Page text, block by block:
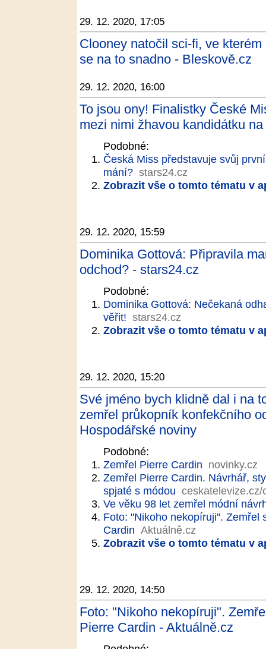
29. 12. 2020, 17:05
Clooney natočil sci-fi, ve
se na to snadno - Bleskově.cz
29. 12. 2020, 16:00
To jsou ony! Finalistky České
mezi nimi žhavou kandidátku
Podobné:
Česká Miss představuje svůj
mání? stars24.cz
Zobrazit vše o tomto tématu v
29. 12. 2020, 15:59
Dominika Gottová: Připravila
odchod? - stars24.cz
Podobné:
Dominika Gottová: Nečekaná
věřit! stars24.cz
Zobrazit vše o tomto tématu v
29. 12. 2020, 15:20
Své jméno bych klidně dal i na
zemřel průkopník konfekčního
Hospodářské noviny
Podobné:
Zemřel Pierre Cardin novinky.cz
Zemřel Pierre Cardin. Návrhář,
spjaté s módou ceskatelevize.cz/
Ve věku 98 let zemřel módní
Foto: "Nikoho nekopíruji". Zemřel
Cardin Aktuálně.cz
Zobrazit vše o tomto tématu v
29. 12. 2020, 14:50
Foto: "Nikoho nekopíruji".
Pierre Cardin - Aktuálně.cz